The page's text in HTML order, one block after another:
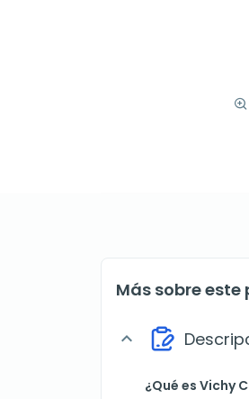
Más sobre
expand_more
¿Qué es Vichy